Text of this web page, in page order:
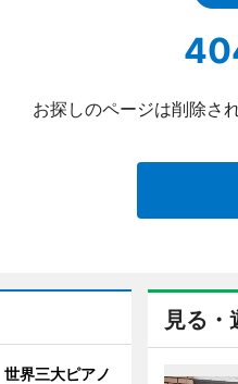
お探しのページは削除さ
見る・
界三大ピアノ